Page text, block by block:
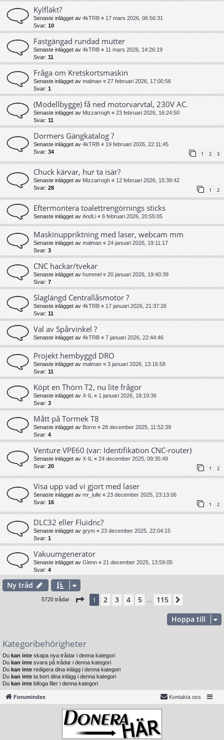
Kylfläkt?
Senaste inlägget av 4kTRB « 17 mars 2026, 06:56:31
Svar: 10
Fastgängad rundad mutter
Senaste inlägget av 4kTRB « 11 mars 2026, 14:26:19
Svar: 11
Fråga om Kretskortsmaskin
Senaste inlägget av malman « 27 februari 2026, 17:00:56
Svar: 1
(Modellbygge) få ned motorvarvtal, 230V AC.
Senaste inlägget av Mizzarrogh « 23 februari 2026, 16:24:50
Svar: 11
Dormers Gängkatalog ?
Senaste inlägget av 4kTRB « 19 februari 2026, 22:11:45
Svar: 34 1 2 3
Chuck kärvar, hur ta isär?
Senaste inlägget av Mizzarrogh « 12 februari 2026, 15:39:42
Svar: 28 1 2
Eftermontera toalettrengörnings sticks
Senaste inlägget av AndLi « 6 februari 2026, 20:55:05
Maskinuppriktning med laser, webcam mm
Senaste inlägget av malman « 24 januari 2026, 19:11:17
Svar: 3
CNC hackar/tvekar
Senaste inlägget av hummel « 20 januari 2026, 19:40:39
Svar: 7
Slaglängd Centrallåsmotor ?
Senaste inlägget av 4kTRB « 17 januari 2026, 21:37:26
Svar: 11
Val av Spårvinkel ?
Senaste inlägget av 4kTRB « 7 januari 2026, 22:44:46
Projekt hembyggd DRO
Senaste inlägget av malman « 3 januari 2026, 13:16:58
Svar: 11
Köpt en Thörn T2, nu lite frågor
Senaste inlägget av X-IL « 1 januari 2026, 18:19:36
Svar: 3
Mått på Tormek T8
Senaste inlägget av Borre « 28 december 2025, 11:52:39
Svar: 4
Venture VPE60 (var: Identifikation CNC-router)
Senaste inlägget av X-IL « 24 december 2025, 09:35:49
Svar: 20 1 2
Visa upp vad vi gjort med laser
Senaste inlägget av mr_lulle « 23 december 2025, 23:13:06
Svar: 16 1 2
DLC32 eller Fluidnc?
Senaste inlägget av grym « 23 december 2025, 22:04:15
Svar: 1
Vakuumgenerator
Senaste inlägget av Glenn « 21 december 2025, 13:59:05
Svar: 4
Ny tråd
5720 trådar Sida 1av115
1 2 3 4 5 115
Hoppa till
Kategoribehörigheter
Du kan inte skapa nya trådar i denna kategori
Du kan inte svara på trådar i denna kategori
Du kan inte redigera dina inlägg i denna kategori
Du kan inte ta bort dina inlägg i denna kategori
Du kan inte bifoga filer i denna kategori
Forumindex Kontakta oss